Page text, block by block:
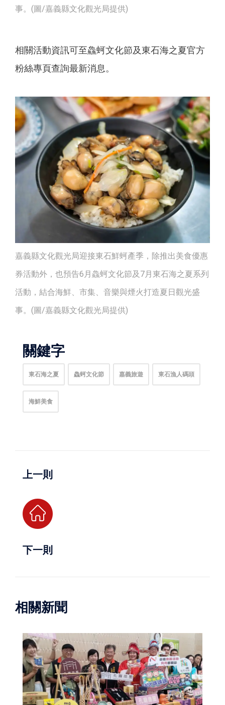
事。(圖/嘉義縣文化觀光局提供)
相關活動資訊可至鱻蚵文化節及東石海之夏官方
粉絲專頁查詢最新消息。
嘉義縣文化觀光局迎接東石鮮蚵產季，除推出美食優惠
券活動外，也預告6月鱻蚵文化節及7月東石海之夏系列
活動，結合海鮮、市集、音樂與煙火打造夏日觀光盛
事。(圖/嘉義縣文化觀光局提供)
關鍵字
東石海之夏 鱻蚵文化節 嘉義旅遊 東石漁人碼頭
海鮮美食
上一則
下一則
相關新聞